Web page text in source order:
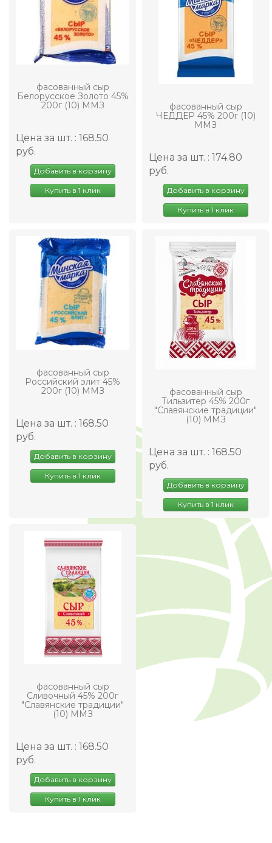
фасованный сыр
Белорусское Золото 45%
200г (10) ММЗ
Цена за шт. : 168.50
руб.
Добавить в корзину
Купить в 1 клик
фасованный сыр
ЧЕДДЕР 45% 200г (10)
ММЗ
Цена за шт. : 174.80
руб.
Добавить в корзину
Купить в 1 клик
фасованный сыр
Российский элит 45%
200г (10) ММЗ
Цена за шт. : 168.50
руб.
Добавить в корзину
Купить в 1 клик
фасованный сыр
Тильзитер 45% 200г
"Славянские традиции"
(10) ММЗ
Цена за шт. : 168.50
руб.
Добавить в корзину
Купить в 1 клик
фасованный сыр
Сливочный 45% 200г
"Славянские традиции"
(10) ММЗ
Цена за шт. : 168.50
руб.
Добавить в корзину
Купить в 1 клик